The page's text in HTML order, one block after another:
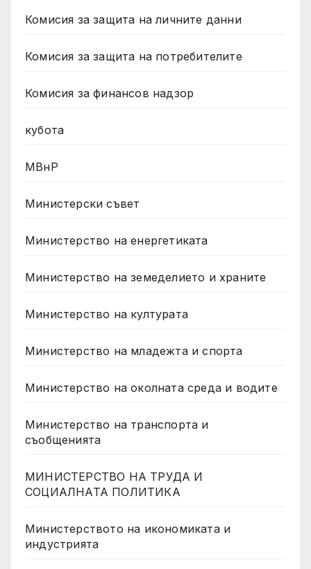
Комисия за защита на личните данни
Комисия за защита на потребителите
Комисия за финансов надзор
кубота
МВнР
Министерски съвет
Министерство на енергетиката
Министерство на земеделието и храните
Министерство на културата
Министерство на младежта и спорта
Министерство на околната среда и водите
Министерство на транспорта и
съобщенията
МИНИСТЕРСТВО НА ТРУДА И
СОЦИАЛНАТА ПОЛИТИКА
Министерството на икономиката и
индустрията